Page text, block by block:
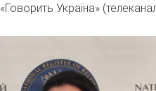
Україна» (телеканал